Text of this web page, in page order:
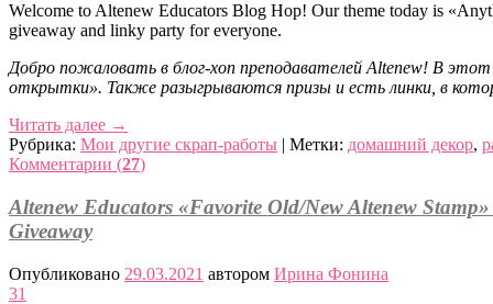
Welcome to Altenew Educators Blog Hop! Our theme today is
giveaway and linky party for everyone.
Добро пожаловать в блог-хоп преподавателей Altenew! В
открытки». Также разыгрываются призы и есть линки, в
Читать далее →
Рубрика: Мои другие скрап-работы | Метки: домашний декор,
Комментарии (27)
Altenew Educators «Favorite Old/New Altenew
Giveaway
Опубликовано 29.03.2021 автором Ирина Фонина
31